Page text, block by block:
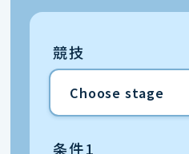
競技
条件1